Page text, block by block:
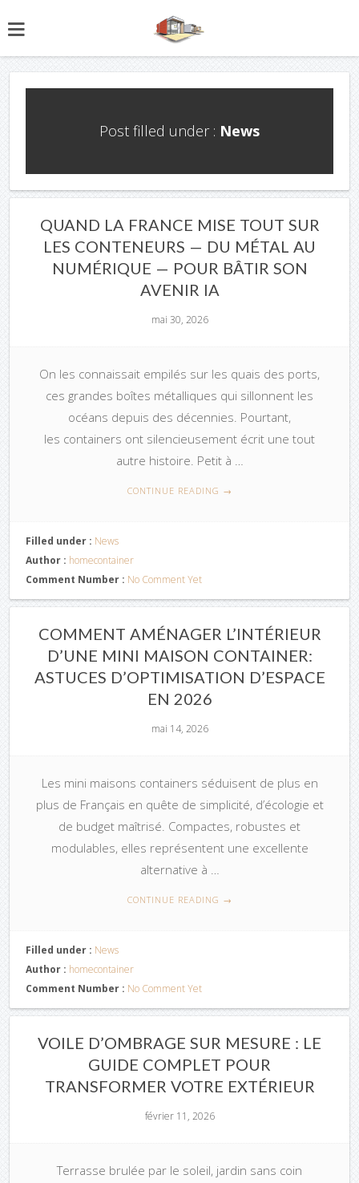
Post filled under : News
QUAND LA FRANCE MISE TOUT SUR
LES CONTENEURS — DU MÉTAL AU
NUMÉRIQUE — POUR BÂTIR SON
AVENIR IA
mai 30, 2026
On les connaissait empilés sur les quais des ports,
ces grandes boîtes métalliques qui sillonnent les
océans depuis des décennies. Pourtant,
les containers ont silencieusement écrit une tout
autre histoire. Petit à …
CONTINUE READING →
Filled under : News
Author : homecontainer
Comment Number : No Comment Yet
COMMENT AMÉNAGER L’INTÉRIEUR
D’UNE MINI MAISON CONTAINER:
ASTUCES D’OPTIMISATION D’ESPACE
EN 2026
mai 14, 2026
Les mini maisons containers séduisent de plus en
plus de Français en quête de simplicité, d’écologie et
de budget maîtrisé. Compactes, robustes et
modulables, elles représentent une excellente
alternative à …
CONTINUE READING →
Filled under : News
Author : homecontainer
Comment Number : No Comment Yet
VOILE D’OMBRAGE SUR MESURE : LE
GUIDE COMPLET POUR
TRANSFORMER VOTRE EXTÉRIEUR
février 11, 2026
Terrasse brulée par le soleil, jardin sans coin